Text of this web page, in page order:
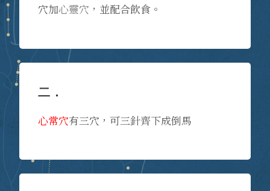
穴加心靈穴 ，並配合飲食。
二．
心常穴有三穴，可三針齊下成倒馬